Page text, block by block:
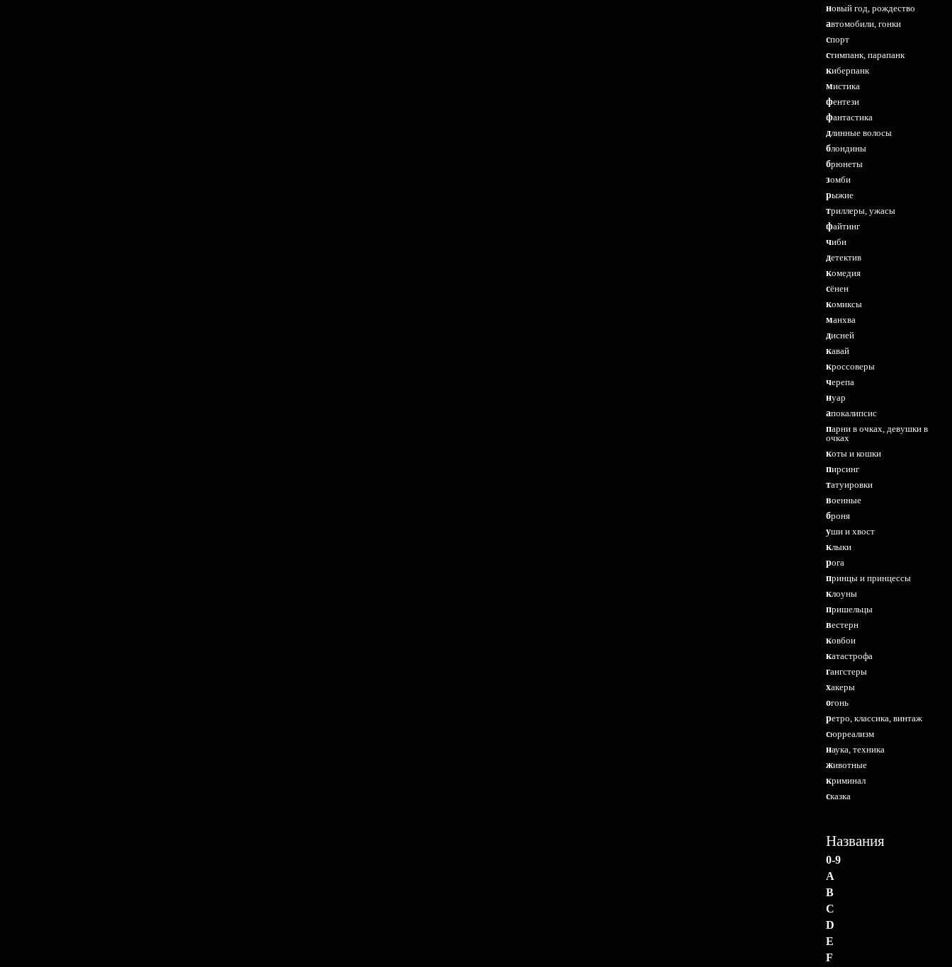
новый год, рождество
автомобили, гонки
спорт
стимпанк, парапанк
киберпанк
мистика
фентези
фантастика
длинные волосы
блондины
брюнеты
зомби
рыжие
триллеры, ужасы
файтинг
чиби
детектив
комедия
сёнен
комиксы
манхва
дисней
кавай
кроссоверы
черепа
нуар
апокалипсис
парни в очках, девушки в
очках
коты и кошки
пирсинг
татуировки
военные
броня
уши и хвост
клыки
рога
принцы и принцессы
клоуны
пришельцы
вестерн
ковбои
катастрофа
гангстеры
хакеры
огонь
ретро, классика, винтаж
сюрреализм
наука, техника
животные
криминал
сказка
Названия
0-9
A
B
C
D
E
F